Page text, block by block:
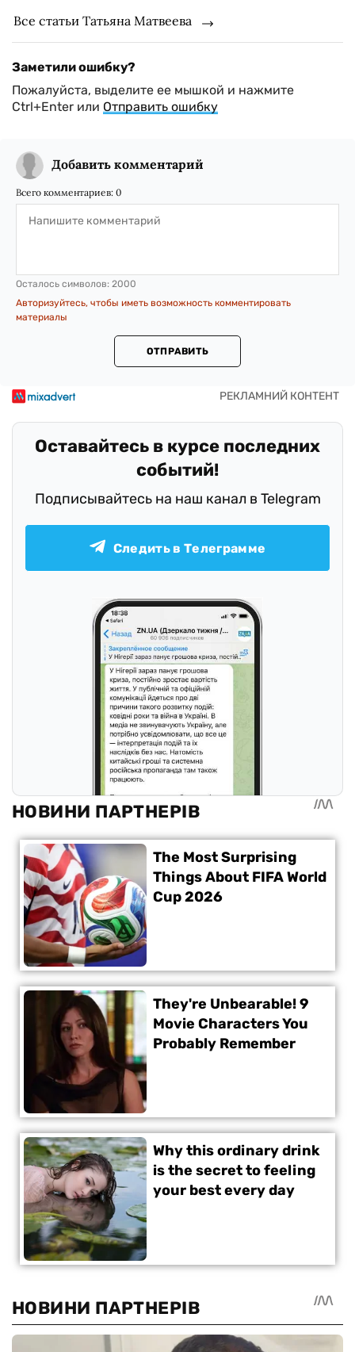
Все статьи Татьяна Матвеева
Заметили ошибку?
Пожалуйста, выделите ее мышкой и нажмите
Ctrl+Enter или Отправить ошибку
Добавить комментарий
Всего комментариев: 0
Осталось символов: 2000
Авторизуйтесь, чтобы иметь возможность комментировать
материалы
ОТПРАВИТЬ
Оставайтесь в курсе последних
событий!
Подписывайтесь на наш канал в Telegram
Следить в Телеграмме